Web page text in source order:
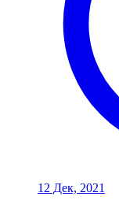
12 Дек, 2021